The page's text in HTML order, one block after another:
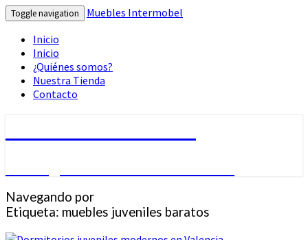
Toggle navigation
Muebles Intermobel
Inicio
Inicio
¿Quiénes somos?
Nuestra Tienda
Contacto
Navegando por
Etiqueta: muebles juveniles baratos